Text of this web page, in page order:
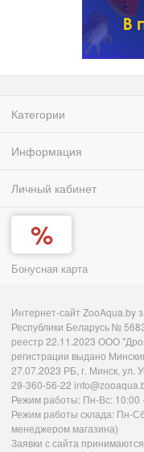
Категории
Информация
Личный кабинет
Бонусная карта
Интернет-сайт ZooAqua.by
Республики Беларусь №
реестр 22.11.2023 ООО
регистрации выдано
27.07.2023 РБ, г. Минск, ул.
29-360-56-22
Режим работы: Пн-Вс: 10:00
Режим работы склада: Пн-
менеджером магазина)
Заявки с сайта принимаются